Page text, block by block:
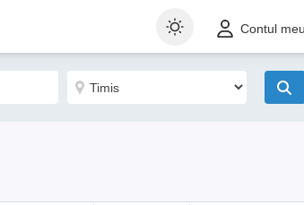
Contul meu
Hartă